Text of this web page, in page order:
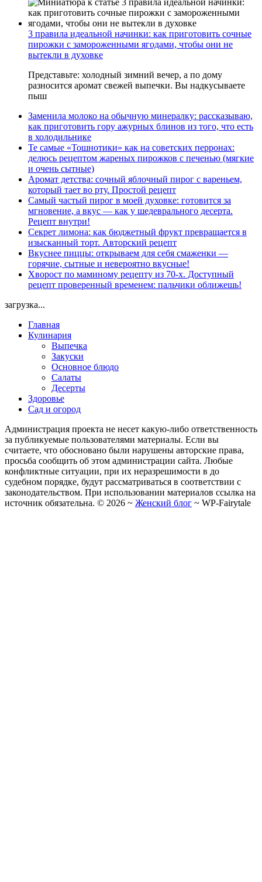
3 правила идеальной начинки: как приготовить сочные
пирожки с замороженными ягодами, чтобы они не
вытекли в духовке
Представьте: холодный зимний вечер, а по дому
разносится аромат свежей выпечки. Вы надкусываете
пыш
Заменила молоко на обычную минералку: рассказываю,
как приготовить гору ажурных блинов из того, что есть
в холодильнике
Те самые «Тошнотики» как на советских перронах:
делюсь рецептом жареных пирожков с печенью (мягкие
и очень сытные)
Аромат детства: сочный яблочный пирог с вареньем,
который тает во рту. Простой рецепт
Самый частый пирог в моей духовке: готовится за
мгновение, а вкус — как у шедеврального десерта.
Рецепт внутри!
Секрет лимона: как бюджетный фрукт превращается в
изысканный торт. Авторский рецепт
Вкуснее пиццы: открываем для себя смаженки —
горячие, сытные и невероятно вкусные!
Хворост по маминому рецепту из 70-х. Доступный
рецепт проверенный временем: пальчики оближешь!
загрузка...
Главная
Кулинария
Выпечка
Закуски
Основное блюдо
Салаты
Десерты
Здоровье
Сад и огород
Администрация проекта не несет какую-либо ответственность
за публикуемые пользователями материалы. Если вы
считаете, что обосновано были нарушены авторские права,
просьба сообщить об этом администрации сайта. Любые
конфликтные ситуации, при их неразрешимости в до
судебном порядке, будут рассматриваться в соответствии с
законодательством. При использовании материалов ссылка на
источник обязательна. © 2026 ~ Женский блог ~ WP-Fairytale